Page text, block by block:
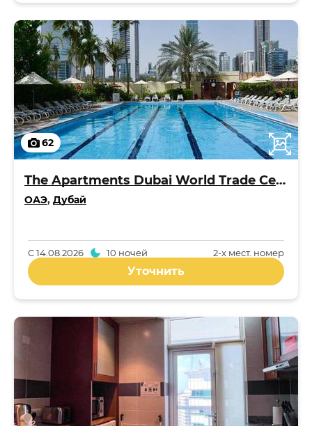
62
The Apartments Dubai World Trade Centre
ОАЭ, Дубай
2-x мест. номер
С14.08.2026 10 ночей
Уточнить